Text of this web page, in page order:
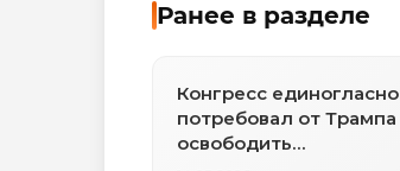
Ранее в разделе
Конгресс единогласно
потребовал от Трампа
освободить